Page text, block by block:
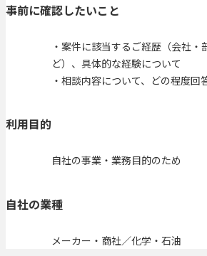
事前に確認したいこと
・案件に該当するご経歴（会社・
ど）、具体的な経験について
・相談内容について、どの程度回
利用目的
自社の事業・業務目的のため
自社の業種
メーカー・商社／化学・石油